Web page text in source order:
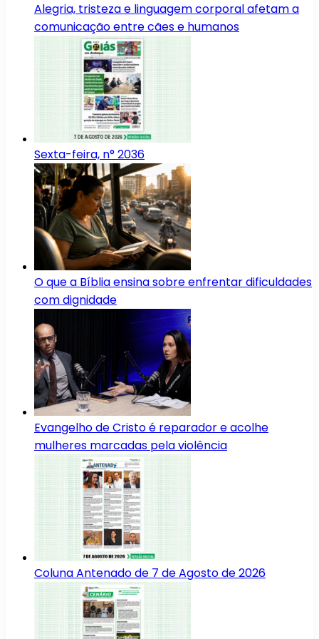
Alegria, tristeza e linguagem corporal afetam a
comunicação entre cães e humanos
Sexta-feira, n° 2036
O que a Bíblia ensina sobre enfrentar dificuldades
com dignidade
Evangelho de Cristo é reparador e acolhe
mulheres marcadas pela violência
Coluna Antenado de 7 de Agosto de 2026